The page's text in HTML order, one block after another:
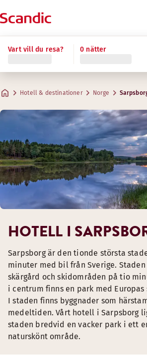
Vart vill du resa? 0 nätter
Hotell & destinationer Norge
HOTELL I
Sarpsborg är den tionde största
minuter med bil från Sverige.
skärgård och skidområden på tio
i centrum finns en park med
I staden finns byggnader som
medeltiden. Vårt hotell i Sarpsborg
staden bredvid en vacker park i ett
naturskönt område.